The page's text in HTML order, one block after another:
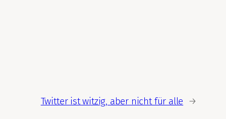
Twitter ist witzig, aber nicht für alle →